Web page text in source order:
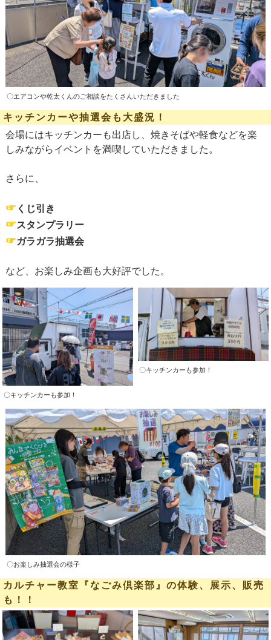
〇エアコンや乾太くんのご相談をたくさんいただきました
キッチンカーや抽選会も大盛況！
会場にはキッチンカーも出店し、焼きそばや軽食などを楽
しみながらイベントを満喫していただきました。
さらに、
☞ くじ引き
☞スタンプラリー
☞ガラガラ抽選会
など、お楽しみ企画も大好評でした。
〇キッチンカーも参加！
〇キッチンカーも参加！
〇お楽しみ抽選会の様子
カルチャー教室『なごみ倶楽部』の体験、展示、販売
も！！